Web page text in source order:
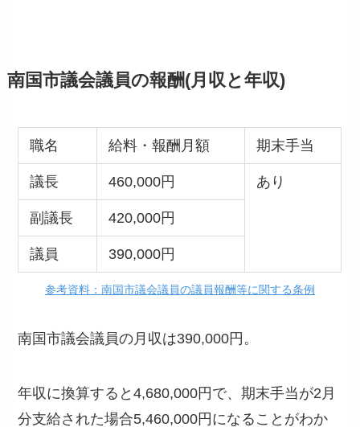
南国市議会議員の報酬(月収と年収)
職名 給料・報酬月額 期末手当
議長 460,000円 あり
副議長 420,000円
議員 390,000円
参考資料：南国市議会議員の議員報酬等に関する条例
南国市議会議員の月収は390,000円。
年収に換算すると4,680,000円で、期末手当が2月
分支給された場合5,460,000円になることがわか